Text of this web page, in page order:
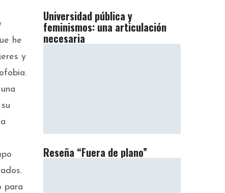
he
y
para
Universidad pública y
feminismos: una articulación
necesaria
Reseña “Fuera de plano”